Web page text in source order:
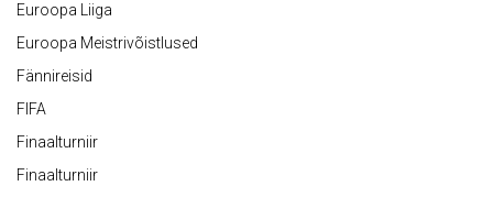
Euroopa Liiga
Euroopa Meistrivõistlused
Fännireisid
FIFA
Finaalturniir
Finaalturniir